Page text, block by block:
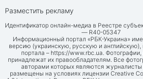
Разместить рекламу
Идентификатор онлайн-медиа в Реестре
— R40-05347
Информационный портал «РБК-Украина»
версию (украинскую, русскую и английскую),
портала – https://www.rbc.ua.
принадлежат их правообладателям. Все
авторами которых являются
размещены на условиях лицензии Creative